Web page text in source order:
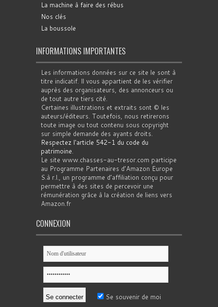
La machine à faire des rébus
Nos clés
La boussole
INFORMATIONS IMPORTANTES
Les informations données sur ce site le sont à
titre indicatif. Il vous appartient de les vérifier
auprès des organisateurs, des annonceurs ou
de tout autre tiers cité.
Certaines illustrations et extraits sont © les
auteurs/éditeurs. Toutefois, nous retirerons
toute image ou tout contenu sous copyright
sur simple demande des ayants droits.
Respectez l'article 542-1 du code du
patrimoine.
Le site www.chasses-au-tresor.com participe
au Programme Partenaires d’Amazon Europe
S.à r.l., un programme d’affiliation conçu pour
permettre à des sites de percevoir une
rémunération grâce à la création de liens vers
Amazon.fr
CONNEXION
Se souvenir de moi